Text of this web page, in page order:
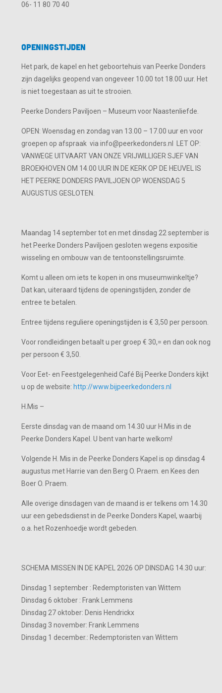
06- 11 80 70 40
Openingstijden
Het park, de kapel en het geboortehuis van Peerke Donders
zijn dagelijks geopend van ongeveer 10.00 tot 18.00 uur. Het
is niet toegestaan as uit te strooien.
Peerke Donders Paviljoen – Museum voor Naastenliefde.
OPEN: Woensdag en zondag van 13.00 – 17.00 uur en voor
groepen op afspraak via info@peerkedonders.nl LET OP:
VANWEGE UITVAART VAN ONZE VRIJWILLIGER SJEF VAN
BROEKHOVEN OM 14.00 UUR IN DE KERK OP DE HEUVEL IS
HET PEERKE DONDERS PAVILJOEN OP WOENSDAG 5
AUGUSTUS GESLOTEN.
Maandag 14 september tot en met dinsdag 22 september is
het Peerke Donders Paviljoen gesloten wegens expositie
wisseling en ombouw van de tentoonstellingsruimte.
Komt u alleen om iets te kopen in ons museumwinkeltje?
Dat kan, uiteraard tijdens de openingstijden, zonder de
entree te betalen.
Entree tijdens reguliere openingstijden is € 3,50 per persoon.
Voor rondleidingen betaalt u per groep € 30,= en dan ook nog
per persoon € 3,50.
Voor Eet- en Feestgelegenheid Café Bij Peerke Donders kijkt
u op de website: http://www.bijpeerkedonders.nl
H.Mis –
Eerste dinsdag van de maand om 14.30 uur H.Mis in de
Peerke Donders Kapel. U bent van harte welkom!
Volgende H. Mis in de Peerke Donders Kapel is op dinsdag 4
augustus met Harrie van den Berg O. Praem. en Kees den
Boer O. Praem.
Alle overige dinsdagen van de maand is er telkens om 14.30
uur een gebedsdienst in de Peerke Donders Kapel, waarbij
o.a. het Rozenhoedje wordt gebeden.
SCHEMA MISSEN IN DE KAPEL 2026 OP DINSDAG 14.30 uur:
Dinsdag 1 september : Redemptoristen van Wittem
Dinsdag 6 oktober : Frank Lemmens
Dinsdag 27 oktober: Denis Hendrickx
Dinsdag 3 november: Frank Lemmens
Dinsdag 1 december.: Redemptoristen van Wittem